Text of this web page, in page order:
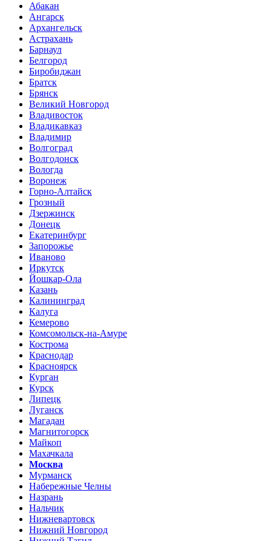
Абакан
Ангарск
Архангельск
Астрахань
Барнаул
Белгород
Биробиджан
Братск
Брянск
Великий Новгород
Владивосток
Владикавказ
Владимир
Волгоград
Волгодонск
Вологда
Воронеж
Горно-Алтайск
Грозный
Дзержинск
Донецк
Екатеринбург
Запорожье
Иваново
Иркутск
Йошкар-Ола
Казань
Калининград
Калуга
Кемерово
Комсомольск-на-Амуре
Кострома
Краснодар
Красноярск
Курган
Курск
Липецк
Луганск
Магадан
Магнитогорск
Майкоп
Махачкала
Москва
Мурманск
Набережные Челны
Назрань
Нальчик
Нижневартовск
Нижний Новгород